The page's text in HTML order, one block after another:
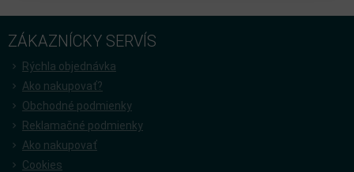
ZÁKAZNÍCKY SERVÍS
Rýchla objednávka
Ako nakupovať?
Obchodné podmienky
Reklamačné podmienky
Ako nakupovať
Cookies